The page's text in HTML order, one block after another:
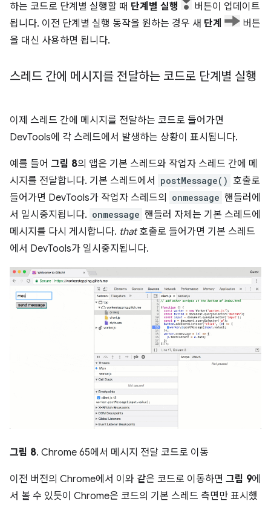
하는 코드로 단계별 실행할 때 단계별 실행
버튼이 업데이트
됩니다. 이전 단계별 실행 동작을 원하는 경우 새 단계
버튼
을 대신 사용하면 됩니다.
스레드 간에 메시지를 전달하는 코드로 단계별 실행
이제 스레드 간에 메시지를 전달하는 코드로 들어가면
DevTools에 각 스레드에서 발생하는 상황이 표시됩니다.
예를 들어 그림 8의 앱은 기본 스레드와 작업자 스레드 간에 메
시지를 전달합니다. 기본 스레드에서
postMessage() 호출로
들어가면 DevTools가 작업자 스레드의
onmessage 핸들러에
서 일시중지됩니다. onmessage 핸들러 자체는 기본 스레드에
메시지를 다시 게시합니다. that호출로 들어가면 기본 스레드
에서 DevTools가 일시중지됩니다.
그림 8. Chrome 65에서 메시지 전달 코드로 이동
이전 버전의 Chrome에서 이와 같은 코드로 이동하면 그림 9에
서 볼 수 있듯이 Chrome은 코드의 기본 스레드 측면만 표시했